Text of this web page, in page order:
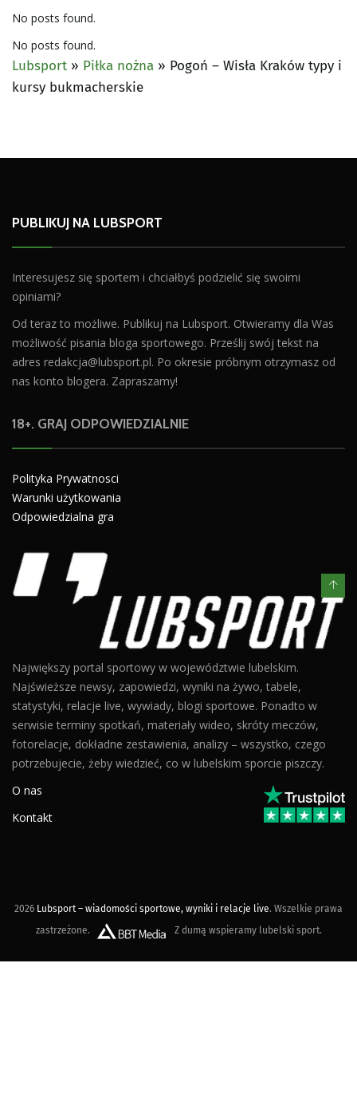
No posts found.
No posts found.
Lubsport » Piłka nożna » Pogoń – Wisła Kraków typy i
kursy bukmacherskie
PUBLIKUJ NA LUBSPORT
Interesujesz się sportem i chciałbyś podzielić się swoimi
opiniami?
Od teraz to możliwe. Publikuj na Lubsport. Otwieramy dla Was
możliwość pisania bloga sportowego. Prześlij swój tekst na
adres redakcja@lubsport.pl. Po okresie próbnym otrzymasz od
nas konto blogera. Zapraszamy!
18+. GRAJ ODPOWIEDZIALNIE
Polityka Prywatnosci
Warunki użytkowania
Odpowiedzialna gra
Największy portal sportowy w województwie lubelskim.
Najświeższe newsy, zapowiedzi, wyniki na żywo, tabele,
statystyki, relacje live, wywiady, blogi sportowe. Ponadto w
serwisie terminy spotkań, materiały wideo, skróty meczów,
fotorelacje, dokładne zestawienia, analizy – wszystko, czego
potrzebujecie, żeby wiedzieć, co w lubelskim sporcie piszczy.
O nas
Kontakt
2026 Lubsport – wiadomości sportowe, wyniki i relacje live. Wszelkie prawa
zastrzeżone.
Z dumą wspieramy lubelski sport.